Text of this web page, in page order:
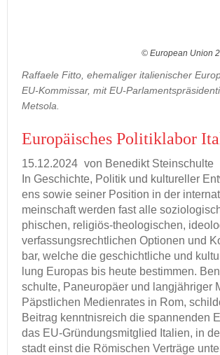
© European Union
Raffaele Fitto, ehemaliger italienischer
EU-Kommissar, mit EU-
Metsola.
Eu­ro­päi­sches Po­li­tik­la­bor
15.12.2024 von Be­ne­dikt Stein­schul­te
In Ge­schich­te, Po­li­tik und kul­tu­rel­ler
ens sowie sei­ner Po­si­ti­on in der
mein­schaft wer­den fast alle
phi­schen, religiös-​theologischen,
ver­fas­sungs­recht­li­chen Op­tio­nen und
bar, wel­che die ge­schicht­li­che und
lung Eu­ro­pas bis heute be­stim­men.
schul­te, Pan­eu­ro­pä­er und lang­jäh­ri­ger
Päpst­li­chen Me­di­en­ra­tes in Rom,
Bei­trag kennt­nis­reich die span­nen­den
das EU-​Gründungsmitglied Ita­li­en, in
stadt einst die Rö­mi­schen Ver­trä­ge